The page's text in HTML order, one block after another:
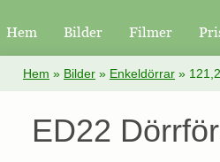
Hem Bilder Filmer
Hem » Bilder » Enkeldörrar »
ED22